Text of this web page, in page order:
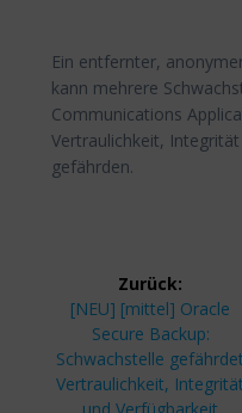
Ein entfernter,
kann mehrere
Communications
Vertraulichkeit,
gefährden.
Zurück:
Vorheriger
Beitrag:
[NEU] [mittel] Oracle
Secure Backup:
Schwachstelle gefährdet
Vertraulichkeit, Integrität